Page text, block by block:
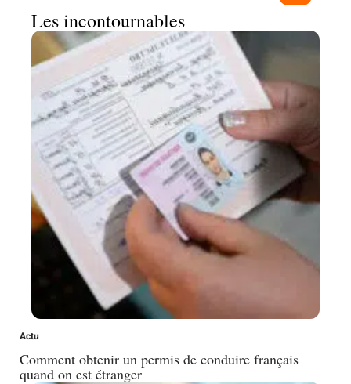
Les incontournables
Actu
Comment obtenir un permis de conduire français
quand on est étranger